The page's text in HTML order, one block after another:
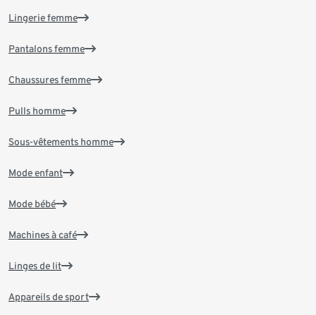
Lingerie femme
Pantalons femme
Chaussures femme
Pulls homme
Sous-vêtements homme
Mode enfant
Mode bébé
Machines à café
Linges de lit
Appareils de sport